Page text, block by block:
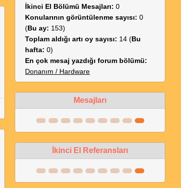
İkinci El Bölümü Mesajları: 0
Konularının görüntülenme sayısı: 0
(Bu ay: 153)
Toplam aldığı artı oy sayısı: 14 (Bu
hafta: 0)
En çok mesaj yazdığı forum bölümü:
Donanım / Hardware
Mesajları
İkinci El Referansları